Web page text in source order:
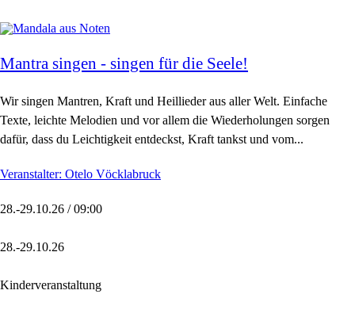
Mantra singen - singen für die Seele!
Wir singen Mantren, Kraft und Heillieder aus aller Welt. Einfache
Texte, leichte Melodien und vor allem die Wiederholungen sorgen
dafür, dass du Leichtigkeit entdeckst, Kraft tankst und vom...
Veranstalter: Otelo Vöcklabruck
28.-29.10.26 / 09:00
28.-29.10.26
Kinderveranstaltung